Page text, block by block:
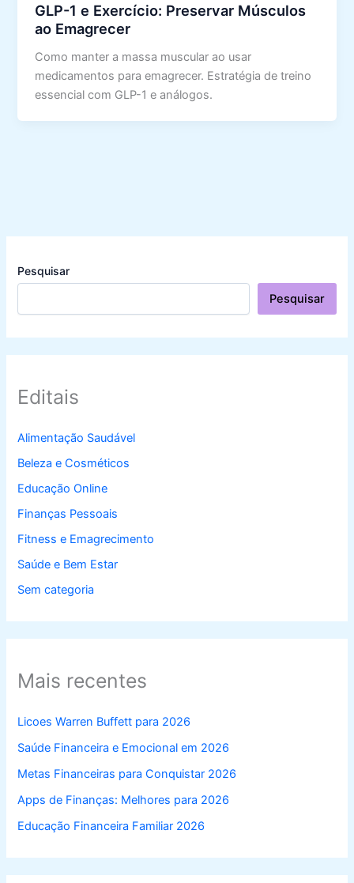
GLP-1 e Exercício: Preservar Músculos
ao Emagrecer
Como manter a massa muscular ao usar
medicamentos para emagrecer. Estratégia de treino
essencial com GLP-1 e análogos.
Pesquisar
Pesquisar
Editais
Alimentação Saudável
Beleza e Cosméticos
Educação Online
Finanças Pessoais
Fitness e Emagrecimento
Saúde e Bem Estar
Sem categoria
Mais recentes
Licoes Warren Buffett para 2026
Saúde Financeira e Emocional em 2026
Metas Financeiras para Conquistar 2026
Apps de Finanças: Melhores para 2026
Educação Financeira Familiar 2026